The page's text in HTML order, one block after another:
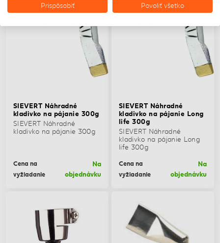
SIEVERT Náhradné
kladivko na pájanie 300g
SIEVERT Náhradné
kladivko na pájanie 300g
Cena na
vyžiadanie
Na
objednávku
SIEVERT Náhradné
kladivko na pájanie Long
life 300g
SIEVERT Náhradné
kladivko na pájanie Long
life 300g
Cena na
vyžiadanie
Na
objednávku
Prispôsobiť Povoliť všetko